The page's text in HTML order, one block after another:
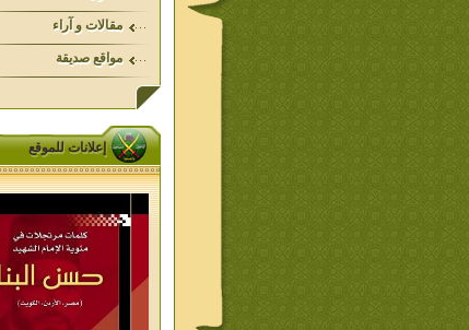
مقالات و آراء
مواقع صديقة
إعلانات للموقع